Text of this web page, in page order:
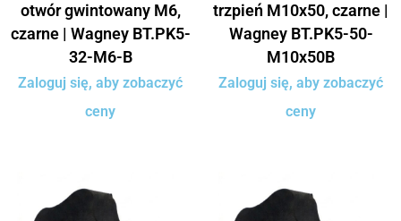
otwór gwintowany M6,
czarne | Wagney BT.PK5-
32-M6-B
Zaloguj się, aby zobaczyć
ceny
trzpień M10x50, czarne |
Wagney BT.PK5-50-
M10x50B
Zaloguj się, aby zobaczyć
ceny